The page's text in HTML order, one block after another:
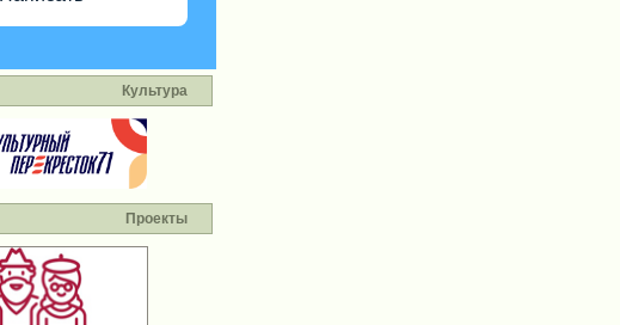
Культура
Проекты